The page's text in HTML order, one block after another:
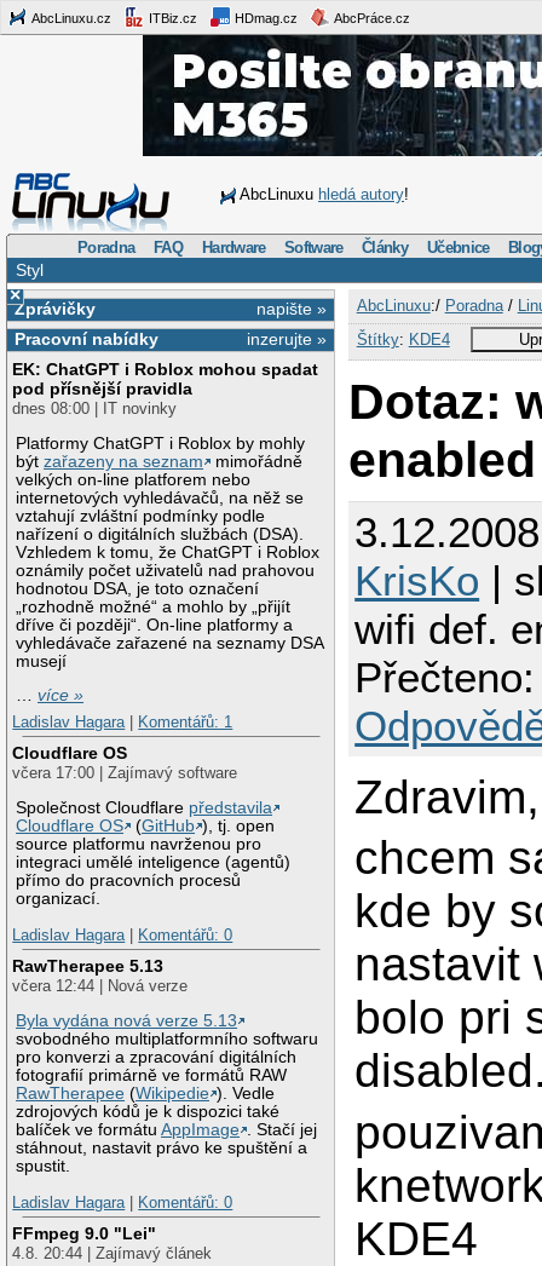
AbcLinuxu.cz ITBiz.cz HDmag.cz AbcPráce.cz
AbcLinuxu hledá autory!
Poradna FAQ Hardware Software Články Učebnice
Styl
×
napište »
Zprávičky
inzerujte »
Pracovní nabídky
EK: ChatGPT i Roblox mohou spadat
pod přísnější pravidla
dnes 08:00 | IT novinky
Platformy ChatGPT i Roblox by mohly
býtzařazeny na seznam
mimořádně
velkých on-line platforem nebo
internetových vyhledávačů, na něž se
vztahují zvláštní podmínky podle
nařízení o digitálních službách (DSA).
Vzhledem k tomu, že ChatGPT i Roblox
oznámily počet uživatelů nad prahovou
hodnotou DSA, je toto označení
„rozhodně možné“ a mohlo by „přijít
dříve či později“. On-line platformy a
vyhledávače zařazené na seznamy DSA
musejí
…více »
Ladislav Hagara
Komentářů: 1
Cloudflare OS
včera 17:00 | Zajímavý software
Společnost Cloudflare představila
Cloudflare OS
(GitHub ), tj. open
source platformu navrženou pro
integraci umělé inteligence (agentů)
přímo do pracovních procesů
organizací.
Ladislav Hagara
Komentářů: 0
RawTherapee 5.13
včera 12:44 | Nová verze
Byla vydána nová verze 5.13
svobodného multiplatformního softwaru
pro konverzi a zpracování digitálních
fotografií primárně ve formátů RAW
RawTherapee (Wikipedie ). Vedle
zdrojových kódů je k dispozici také
balíček ve formátuAppImage . Stačí jej
stáhnout, nastavit právo ke spuštění a
spustit.
Ladislav Hagara
Komentářů: 0
FFmpeg 9.0 "Lei"
4.8. 20:44 | Zajímavý článek
AbcLinuxu:/ Poradna/
Štítky: KDE4
Dotaz:
enabled
KrisKo |
wifi def.
Zdravim,
chcem
kde by
nastavit
bolo pri
KDE4